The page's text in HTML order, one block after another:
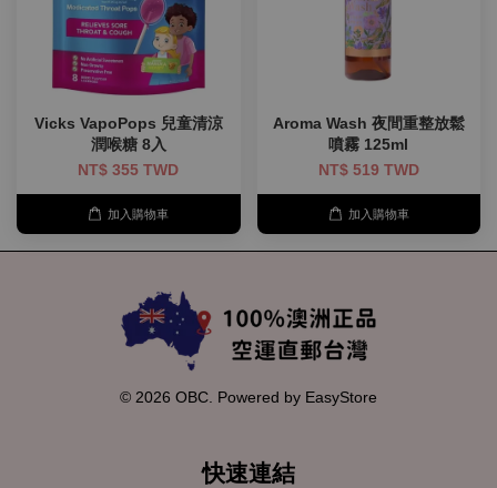
Vicks VapoPops 兒童清涼
潤喉糖 8入
NT$ 355 TWD
加入購物車
Aroma Wash 夜間重整放鬆
噴霧 125ml
NT$ 519 TWD
加入購物車
© 2026 OBC. Powered by EasyStore
快速連結